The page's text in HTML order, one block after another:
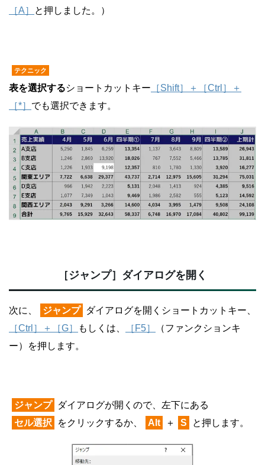
［A］
と押しました。）
テクニック
表を選択するショートカットキー ［Shift］＋［Ctrl］＋
［*］ でも選択できます。
［ジャンプ］ダイアログを開く
次に、 ジャンプ
ダイアログを開くショートカットキー、
［Ctrl］＋［G］
もしくは、 ［F5］
（ファンクションキ
ー）を押します。
ジャンプ
ダイアログが開くので、左下にある
セル選択
をクリックするか、 Alt ＋ S と押します。